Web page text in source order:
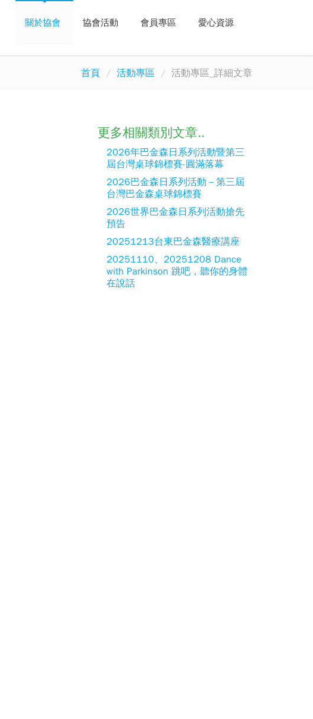
關於協會 協會活動 會員專區 愛心資源
首頁 活動專區 活動專區_詳細文章
更多相關類別文章..
2026年巴金森日系列活動暨第三
屆台灣桌球錦標賽-圓滿落幕
2026巴金森日系列活動－第三屆
台灣巴金森桌球錦標賽
2026世界巴金森日系列活動搶先
預告
20251213台東巴金森醫療講座
20251110、20251208 Dance
with Parkinson 跳吧，聽你的身體
在說話